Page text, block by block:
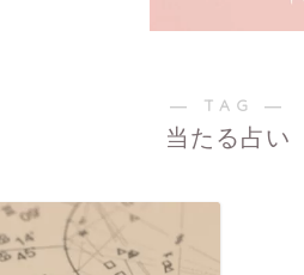
― TAG ―
当たる占い